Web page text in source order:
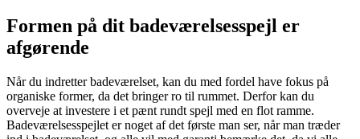
Formen på dit badeværelsesspejl er
afgørende
Når du indretter badeværelset, kan du med fordel have fokus på
organiske former, da det bringer ro til rummet. Derfor kan du
overveje at investere i et pænt rundt spejl med en flot ramme.
Badeværelsesspejlet er noget af det første man ser, når man træder